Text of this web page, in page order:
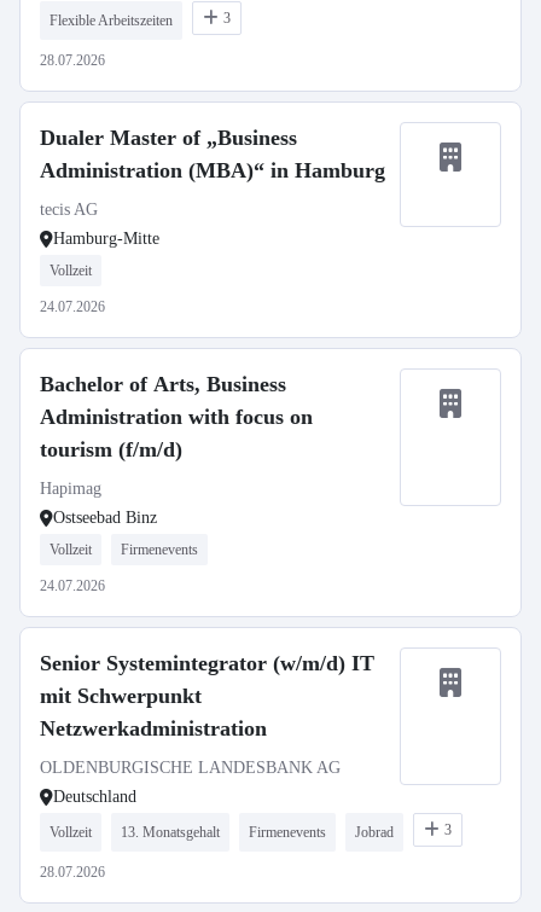
Flexible Arbeitszeiten 3
28.07.2026
Dualer Master of „Business
Administration (MBA)“ in Hamburg
tecis AG
Hamburg-Mitte
Vollzeit
24.07.2026
Bachelor of Arts, Business
Administration with focus on
tourism (f/m/d)
Hapimag
Ostseebad Binz
Vollzeit Firmenevents
24.07.2026
Senior Systemintegrator (w/m/d) IT
mit Schwerpunkt
Netzwerkadministration
OLDENBURGISCHE LANDESBANK AG
Deutschland
Vollzeit 13. Monatsgehalt Firmenevents Jobrad 3
28.07.2026